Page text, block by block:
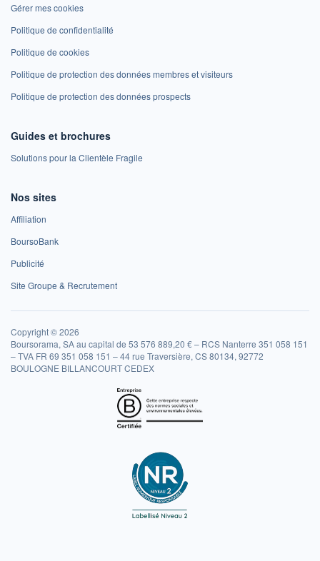
Gérer mes cookies
Politique de confidentialité
Politique de cookies
Politique de protection des données membres et visiteurs
Politique de protection des données prospects
Guides et brochures
Solutions pour la Clientèle Fragile
Nos sites
Affiliation
BoursoBank
Publicité
Site Groupe & Recrutement
Copyright © 2026
Boursorama, SA au capital de 53 576 889,20 € – RCS Nanterre 351 058 151
– TVA FR 69 351 058 151 – 44 rue Traversière, CS 80134, 92772
BOULOGNE BILLANCOURT CEDEX